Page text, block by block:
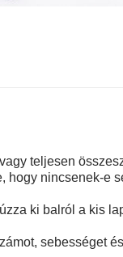
teljesen
hogy nincsenek-e
ki balról a kis
sebességet